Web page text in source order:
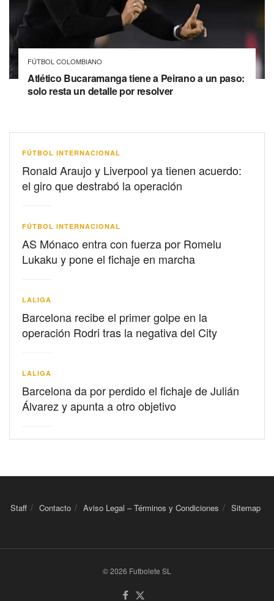
FÚTBOL COLOMBIANO
Atlético Bucaramanga tiene a Peirano a un paso:
solo resta un detalle por resolver
FÚTBOL INTERNACIONAL
Ronald Araujo y Liverpool ya tienen acuerdo:
el giro que destrabó la operación
FÚTBOL INTERNACIONAL
AS Mónaco entra con fuerza por Romelu
Lukaku y pone el fichaje en marcha
LALIGA
Barcelona recibe el primer golpe en la
operación Rodri tras la negativa del City
LALIGA
Barcelona da por perdido el fichaje de Julián
Álvarez y apunta a otro objetivo
Staff Contacto Aviso Legal – Términos y Condiciones Sitemap
© 2026 Futbolete SL